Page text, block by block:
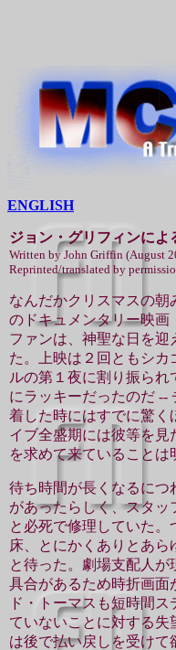
ENGLISH
ジョン・グリフィンによ
Written by John Griffin (August
Reprinted/translated by
なんだかクリスマスの
のドキュメンタリー映
ファンは、神聖な日を
た。上映は２回ともシ
ルの第１夜に割り振ら
にラッキーだったのだ --
着した時にはすでに驚く
イブ全盛期には彼等を
を求めて来ていることは
待ち時間が長くなるにつ
があったらしく、スタ
と必死で修理していた
床、とにかくありとあ
と待った。劇場支配人
具合があるため時折画面
ド・トーマスも短時間
ていないことに対する
は後で払い戻しを受け